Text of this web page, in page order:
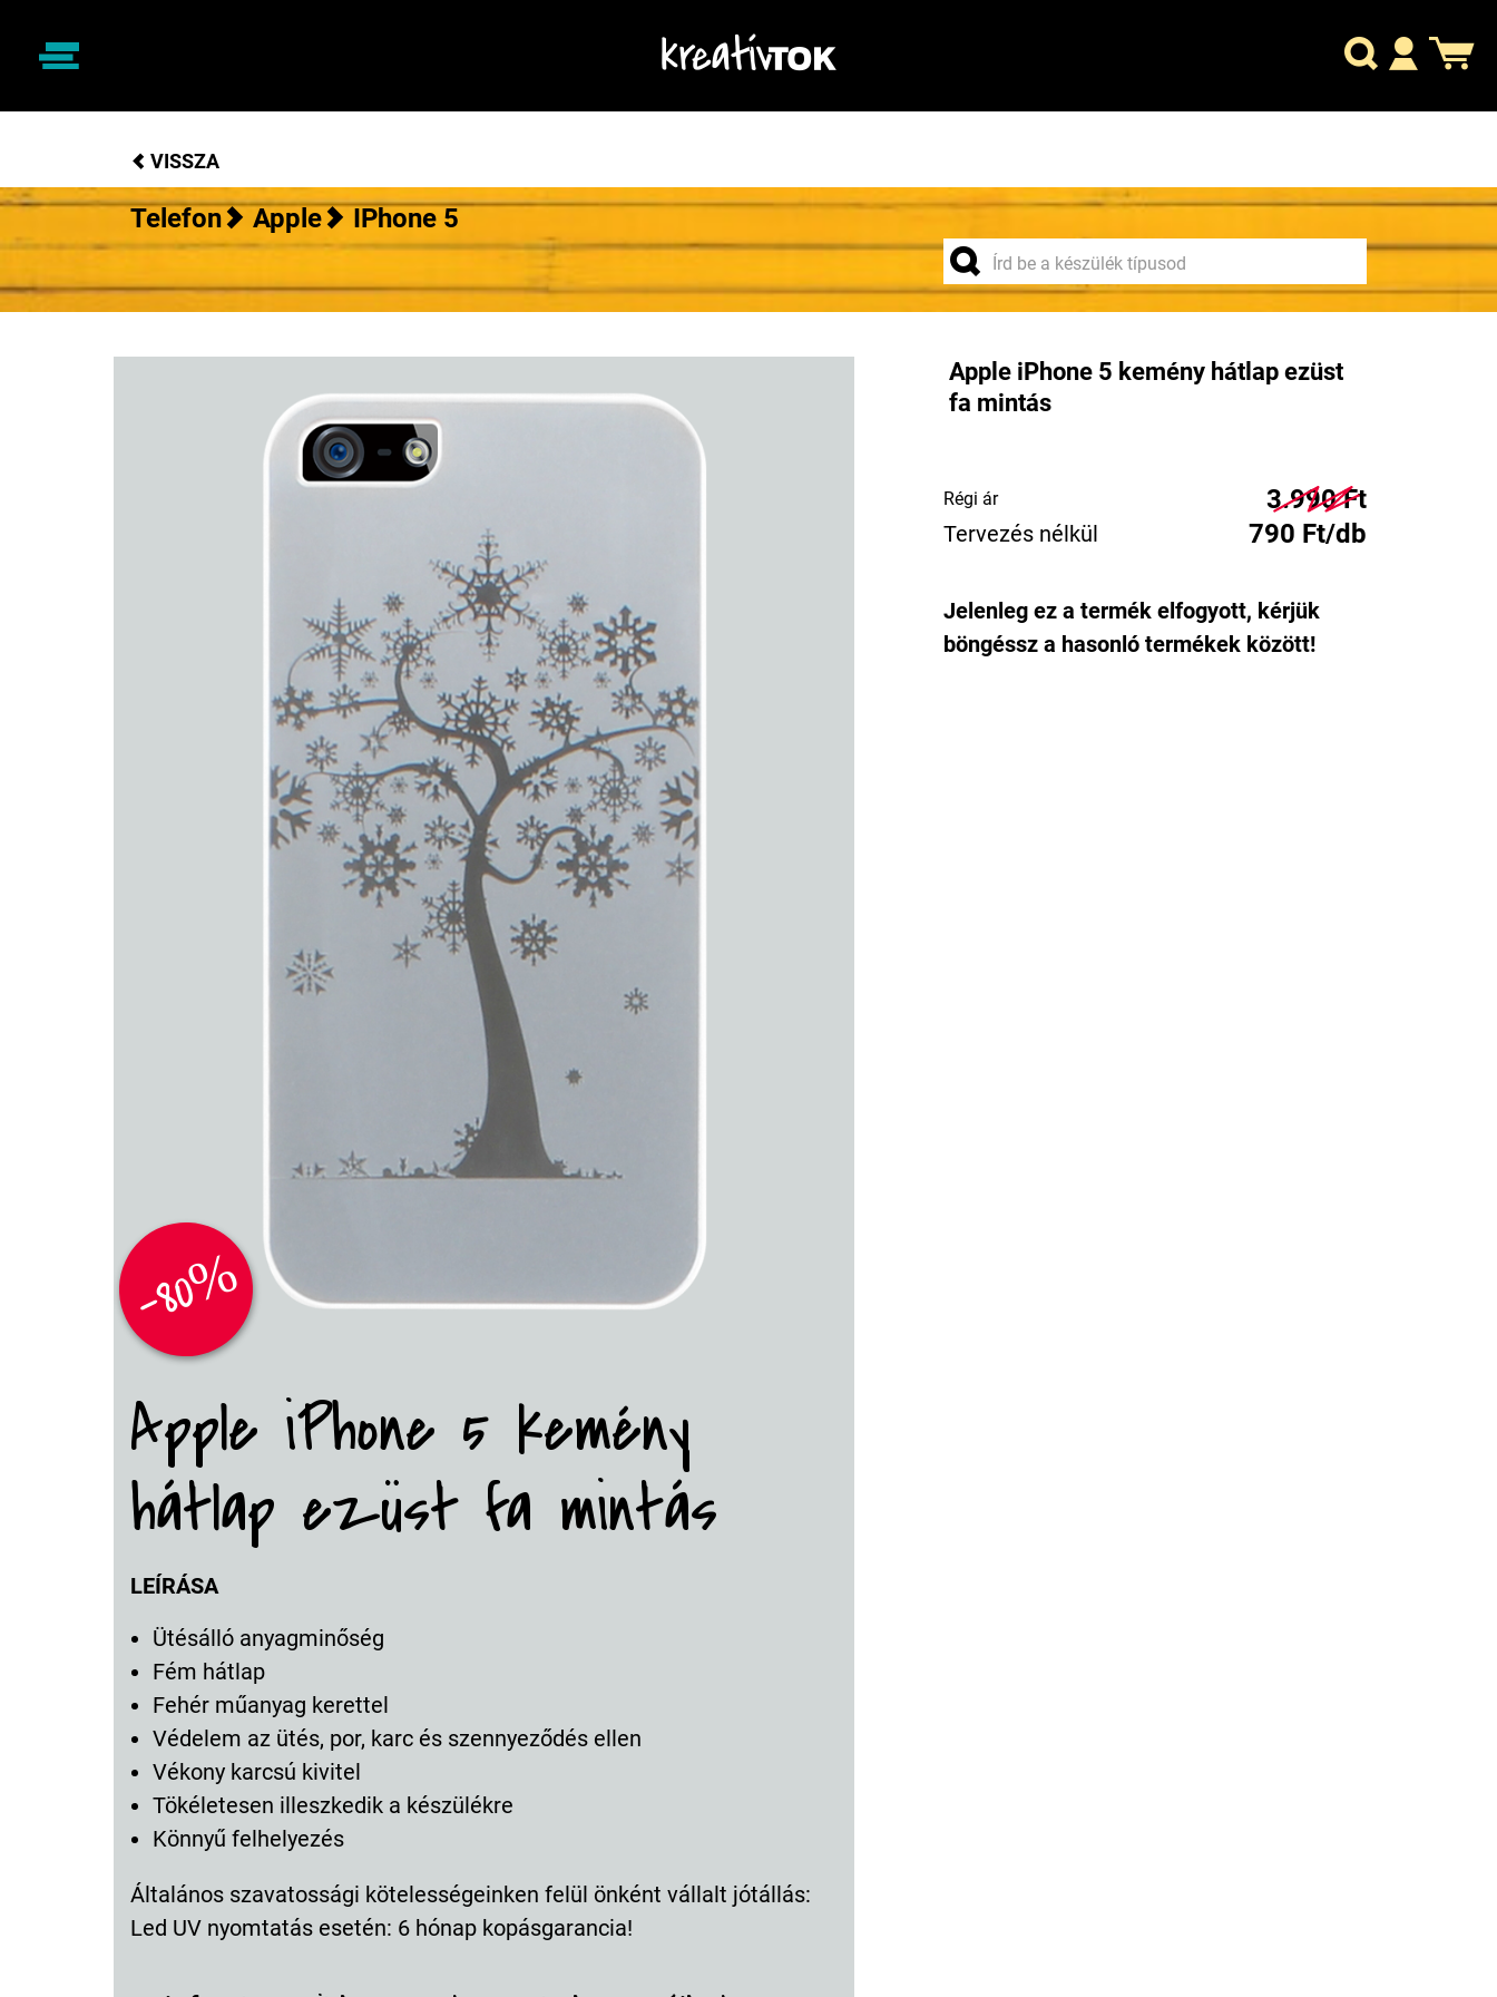
VISSZA
Telefon Apple IPhone 5
-80%
Apple iPhone 5 kemény
hátlap ezüst fa mintás
LEÍRÁSA
Ütésálló anyagminőség
Fém hátlap
Fehér műanyag kerettel
Védelem az ütés, por, karc és szennyeződés ellen
Vékony karcsú kivitel
Tökéletesen illeszkedik a készülékre
Könnyű felhelyezés
Általános szavatossági kötelességeinken felül önként vállalt jótállás:
Led UV nyomtatás esetén: 6 hónap kopásgarancia!
Apple iPhone 5 kemény hátlap ezüst
fa mintás
Régi ár 3.990 Ft
Tervezés nélkül 790 Ft/db
Jelenleg ez a termék elfogyott, kérjük
böngéssz a hasonló termékek között!